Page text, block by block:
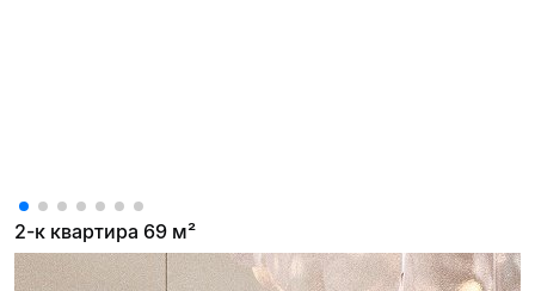
2-к квартира 69 м²